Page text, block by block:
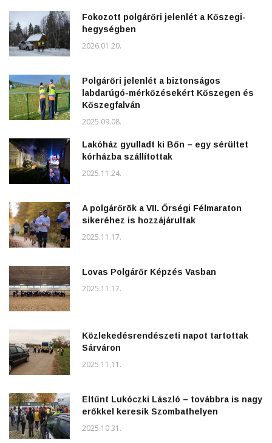
Fokozott polgárőri jelenlét a Kőszegi-
hegységben
2026.01.20.
Polgárőri jelenlét a biztonságos
labdarúgó-mérkőzésekért Kőszegen és
Kőszegfalván
2025.09.08.
Lakóház gyulladt ki Bőn – egy sérültet
kórházba szállítottak
2025.11.24.
A polgárőrök a VII. Őrségi Félmaraton
sikeréhez is hozzájárultak
2025.11.17.
Lovas Polgárőr Képzés Vasban
2025.11.17.
Közlekedésrendészeti napot tartottak
Sárváron
2025.11.11.
Eltűnt Lukóczki László – továbbra is nagy
erőkkel keresik Szombathelyen
2025.10.31.